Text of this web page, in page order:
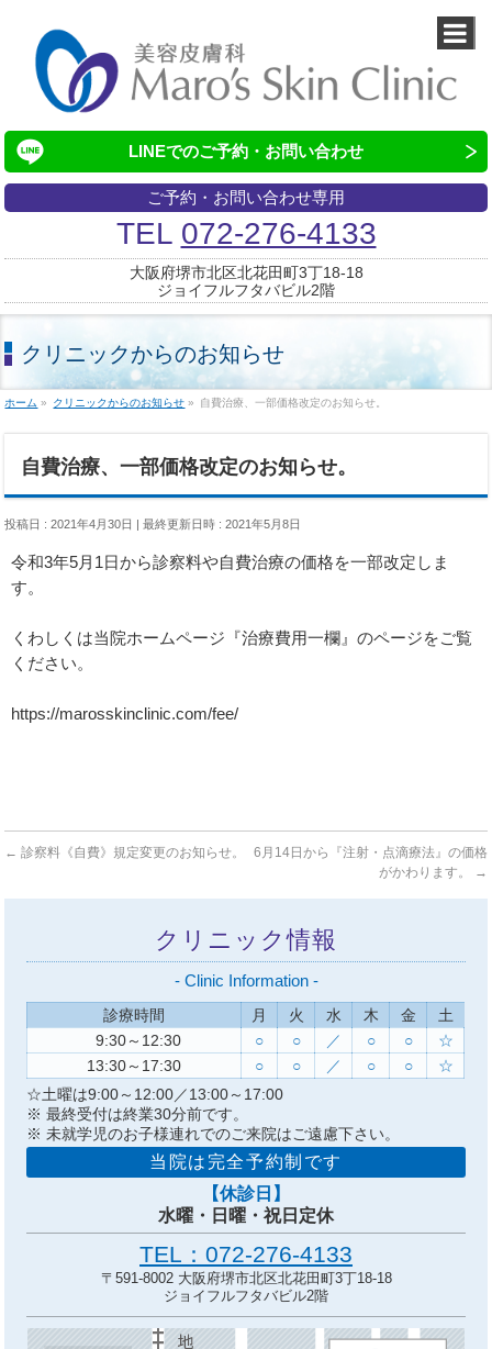
LINEでのご予約・お問い合わせ
ご予約・お問い合わせ専用
TEL 072-276-4133
大阪府堺市北区北花田町3丁18-18
ジョイフルフタバビル2階
クリニックからのお知らせ
ホーム » クリニックからのお知らせ » 自費治療、一部価格改定のお知らせ。
自費治療、一部価格改定のお知らせ。
投稿日 : 2021年4月30日 最終更新日時 : 2021年5月8日
令和3年5月1日から診察料や自費治療の価格を一部改定しま
す。
くわしくは当院ホームページ『治療費用一欄』のページをご覧
ください。
https://marosskinclinic.com/fee/
← 診察料《自費》規定変更のお知らせ。
6月14日から『注射・点滴療法』の価格
がかわります。
→
クリニック情報
- Clinic Information -
診療時間 月 火 水 木 金
土
9:30～12:30
○ ○ ／ ○ ○
☆
13:30～17:30
○ ○ ／ ○ ○
☆
☆土曜は9:00～12:00／13:00～17:00
※ 最終受付は終業30分前です。
※ 未就学児のお子様連れでのご来院はご遠慮下さい。
当院は完全予約制です
【休診日】
水曜・日曜・祝日定休
TEL：072-276-4133
〒591-8002 大阪府堺市北区北花田町3丁18-18
ジョイフルフタバビル2階